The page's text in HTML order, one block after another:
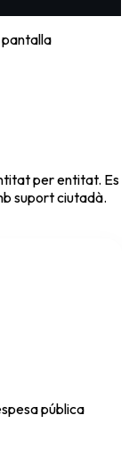
per entitat. Es
suport ciutadà.
pública